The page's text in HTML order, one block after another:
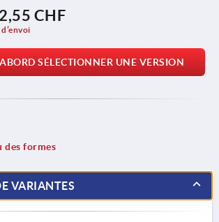
2,55 CHF
SÉLECTIONNER UNE VERSION
des formes
VARIANTES